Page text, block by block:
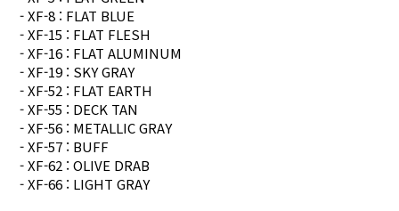
- XF-8 : FLAT BLUE
- XF-15 : FLAT FLESH
- XF-16 : FLAT ALUMINUM
- XF-19 : SKY GRAY
- XF-52 : FLAT EARTH
- XF-55 : DECK TAN
- XF-56 : METALLIC GRAY
- XF-57 : BUFF
- XF-62 : OLIVE DRAB
- XF-66 : LIGHT GRAY